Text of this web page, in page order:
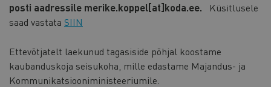
posti aadressile merike.koppel[at]koda.ee.
Küsitlusele
saad vastata SIIN
Ettevõtjatelt laekunud tagasiside põhjal koostame
kaubanduskoja seisukoha, mille edastame Majandus- ja
Kommunikatsiooniministeeriumile.